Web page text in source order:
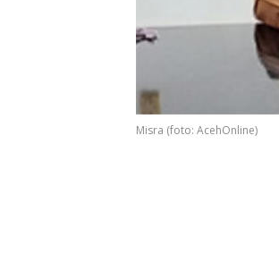
Misra (foto: AcehOnline)